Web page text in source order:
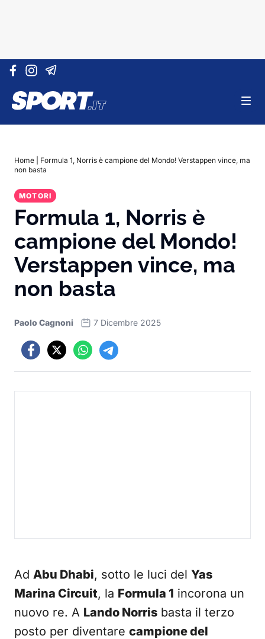
Vai al contenuto
Home
Formula 1, Norris è campione del Mondo! Verstappen vince, ma
non basta
MOTORI
Formula 1, Norris è
campione del Mondo!
Verstappen vince, ma
non basta
Paolo Cagnoni 7 Dicembre 2025
Ad Abu Dhabi, sotto le luci del Yas
Marina Circuit, la Formula 1 incorona un
nuovo re. A Lando Norris basta il terzo
posto per diventare campione del